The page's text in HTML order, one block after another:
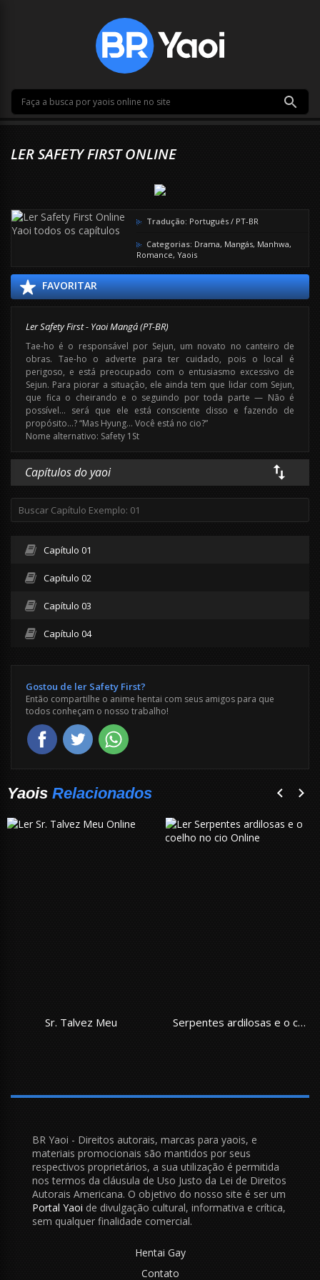
LER SAFETY FIRST ONLINE
Tradução: Português / PT-BR
Categorias: Drama, Mangás, Manhwa,
Romance, Yaois
FAVORITAR
Ler Safety First - Yaoi Mangá (PT-BR)
Tae-ho é o responsável por Sejun, um novato no canteiro de
obras. Tae-ho o adverte para ter cuidado, pois o local é
perigoso, e está preocupado com o entusiasmo excessivo de
Sejun. Para piorar a situação, ele ainda tem que lidar com Sejun,
que fica o cheirando e o seguindo por toda parte — Não é
possível… será que ele está consciente disso e fazendo de
propósito…? “Mas Hyung… Você está no cio?”
Nome alternativo: Safety 1St
Capítulos do yaoi
Capítulo 01
Capítulo 02
Capítulo 03
Capítulo 04
Gostou de ler Safety First?
Então compartilhe o anime hentai com seus amigos para que
todos conheçam o nosso trabalho!
Yaois Relacionados
Sr. Talvez Meu Serpentes ardilosas e o coelho no cio
BR Yaoi - Direitos autorais, marcas para yaois, e
materiais promocionais são mantidos por seus
respectivos proprietários, a sua utilização é permitida
nos termos da cláusula de Uso Justo da Lei de Direitos
Autorais Americana. O objetivo do nosso site é ser um
Portal Yaoi de divulgação cultural, informativa e crítica,
sem qualquer finalidade comercial.
Hentai Gay
Contato